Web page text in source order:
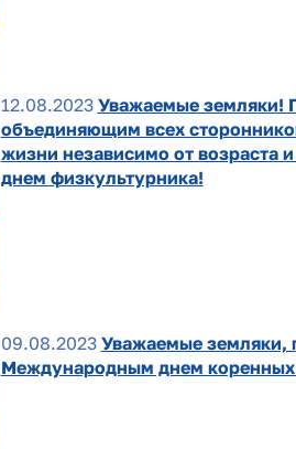
12.08.2023 Уважаемые земляки!
объединяющим всех
жизни независимо от возраста
днем физкультурника!
09.08.2023 Уважаемые земляки,
Международным днем